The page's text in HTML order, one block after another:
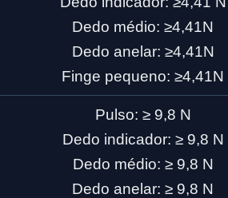
Dedo médio: ≥4,41N
Dedo anelar: ≥4,41N
Finge pequeno: ≥4,41N
Pulso: ≥ 9,8 N
Dedo indicador: ≥ 9,8 N
Dedo médio: ≥ 9,8 N
Dedo anelar: ≥ 9,8 N